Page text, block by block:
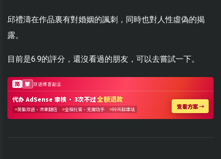
邱禮濤在作品裏有對婚姻的諷刺，同時也對人性虛偽的揭
露。
目前是6.9的評分，還沒看過的朋友，可以去嘗試一下。